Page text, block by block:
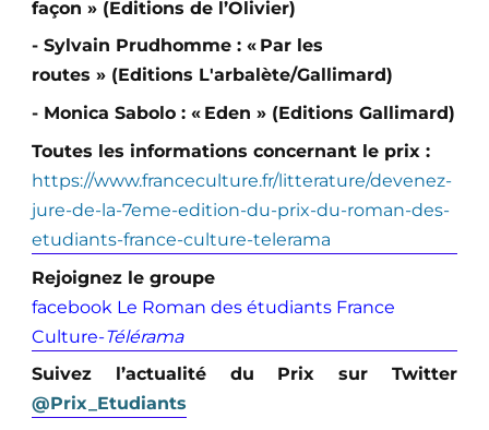
façon » (Editions de l’Olivier)
- Sylvain Prudhomme : « Par les
routes » (Editions L'arbalète/Gallimard)
- Monica Sabolo : « Eden » (Editions Gallimard)
Toutes les informations concernant le prix :
https://www.franceculture.fr/litterature/devenez-
jure-de-la-7eme-edition-du-prix-du-roman-des-
etudiants-france-culture-telerama
Rejoignez le groupe
facebook Le Roman des étudiants France
Culture-Télérama
Suivez l’actualité du Prix sur Twitter
@Prix_Etudiants